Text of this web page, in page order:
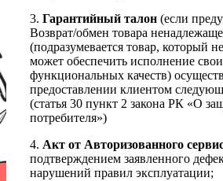
3. Гарантийный талон (если
Возврат/обмен товара
(подразумевается товар, который
может обеспечить исполнение
функциональных качеств)
предоставлении клиентом
(статья 30 пункт 2 закона РК «О
потребителя»)
4. Акт от Авторизованного
подтверждением заявленного
нарушений правил эксплуатации;